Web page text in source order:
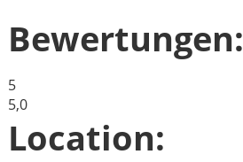
Bewertungen:
5
5,0
Location: